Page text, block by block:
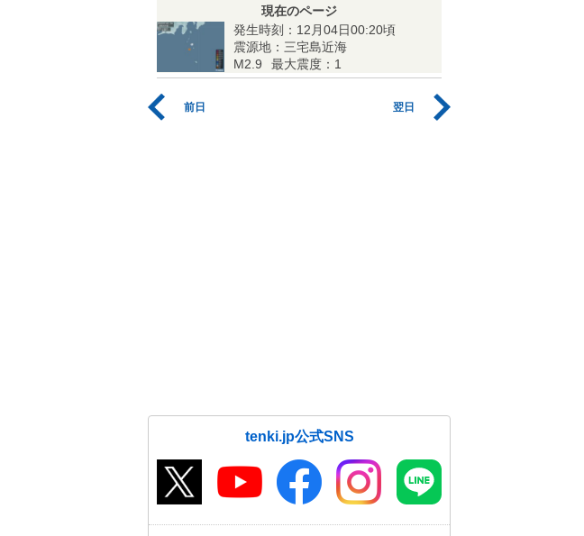
現在のページ
発生時刻：12月04日00:20頃
震源地：三宅島近海
M2.9
最大震度：1
前日 翌日
tenki.jp公式SNS